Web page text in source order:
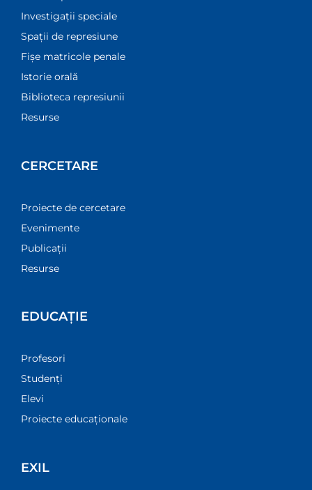
Investigații speciale
Spații de represiune
Fișe matricole penale
Istorie orală
Biblioteca represiunii
Resurse
CERCETARE
Proiecte de cercetare
Evenimente
Publicații
Resurse
EDUCAȚIE
Profesori
Studenți
Elevi
Proiecte educaționale
EXIL